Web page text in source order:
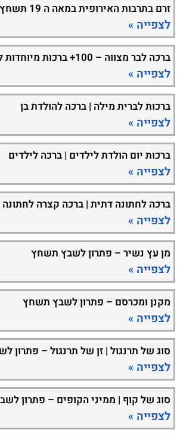
זרם בתרבות האירופית במאה ה 19 תשחץ
לצפייה »
ברכה לבר מצווה – 100+ ברכות מיוחדות לבר מצווה!
לצפייה »
ברכות לברית מילה | ברכה להולדת בן
לצפייה »
ברכות יום הולדת לילדים | ברכה לילדים
לצפייה »
ברכה לחתונה דתית | ברכה קצרה
לצפייה »
מן עץ נשיר – פתרון לשבץ תשחץ
לצפייה »
מקנן ומכרסם – פתרון לשבץ תשחץ
לצפייה »
סוג של תרנגול | זן של תרנגול – פתרון
לצפייה »
סוג של קוף | ממיני הקופים – פתרון
לצפייה »